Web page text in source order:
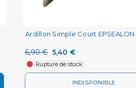
Ardillon Simple Court EPSEALON
6,90 € 5,40 €
Rupture de stock
INDISPONIBLE